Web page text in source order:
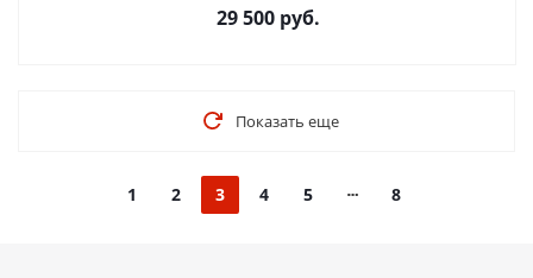
29 500руб.
Показать еще
1 2 3 4 5 8